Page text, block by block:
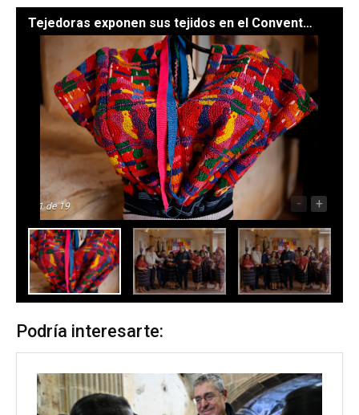
Tejedoras exponen sus tejidos en el Convento Capuchinas. / Foto: Gilber García y Byron de la Cruz.
1de 19 - +
Podría interesarte: